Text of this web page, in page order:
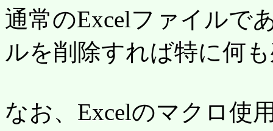
通常のExcelファイルで
ルを削除すれば特に何
なお、Excelのマクロ使